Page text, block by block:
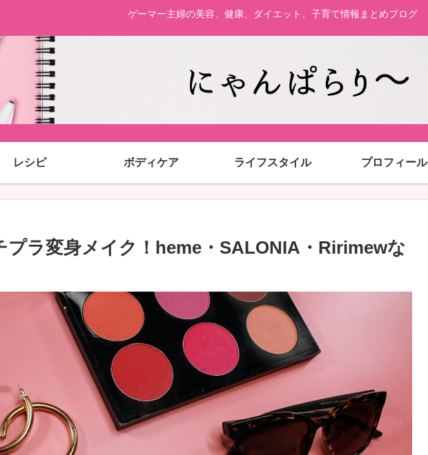
ゲーマー主婦の美容、健康、ダイエット、子育て情報まとめブログ
レシピ ボディケア ライフスタイル プロフィール
プラ変身メイク！heme・SALONIA・Ririmewな